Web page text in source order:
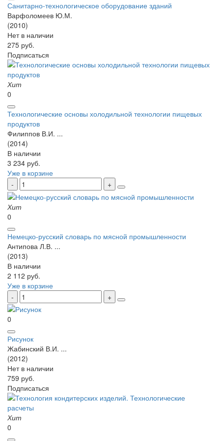
Санитарно-технологическое оборудование зданий
Варфоломеев Ю.М.
(2010)
Нет в наличии
275 руб.
Подписаться
Хит
0
Технологические основы холодильной технологии пищевых
продуктов
Филиппов В.И. ...
(2014)
В наличии
3 234 руб.
Уже в корзине
Хит
0
Немецко-русский словарь по мясной промышленности
Антипова Л.В. ...
(2013)
В наличии
2 112 руб.
Уже в корзине
0
Рисунок
Жабинский В.И. ...
(2012)
Нет в наличии
759 руб.
Подписаться
Хит
0